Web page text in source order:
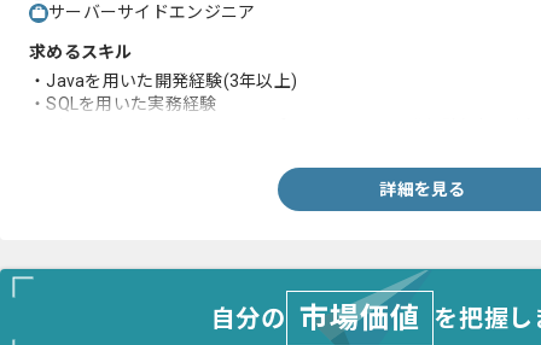
サーバーサイドエンジニア
求めるスキル
・Javaを用いた開発経験(3年以上)
・SQLを用いた実務経験
詳細を見る
自分の 市場価値 を把握